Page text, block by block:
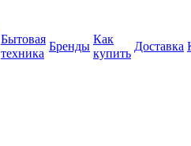
Бытовая
техника
Бренды
Как
купить
Доставка